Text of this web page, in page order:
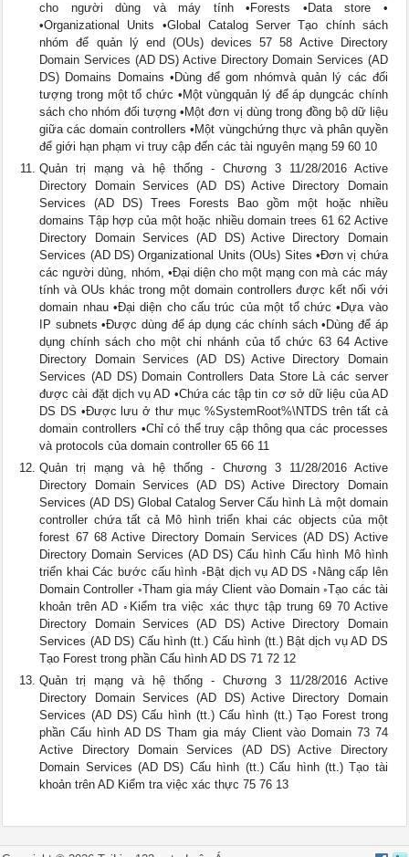
cho người dùng và máy tính •Forests •Data store •
•Organizational Units •Global Catalog Server Tạo chính sách
nhóm để quản lý end (OUs) devices 57 58 Active Directory
Domain Services (AD DS) Active Directory Domain Services (AD
DS) Domains Domains •Dùng để gom nhómvà quản lý các đối
tượng trong một tổ chức •Một vùngquản lý để áp dụngcác chính
sách cho nhóm đối tượng •Một đơn vị dùng trong đồng bộ dữ liệu
giữa các domain controllers •Một vùngchứng thực và phân quyền
để giới hạn phạm vi truy cập đến các tài nguyên mạng 59 60 10
Quản trị mạng và hệ thống - Chương 3 11/28/2016 Active
Directory Domain Services (AD DS) Active Directory Domain
Services (AD DS) Trees Forests Bao gồm một hoặc nhiều
domains Tập hợp của một hoặc nhiều domain trees 61 62 Active
Directory Domain Services (AD DS) Active Directory Domain
Services (AD DS) Organizational Units (OUs) Sites •Đơn vị chứa
các người dùng, nhóm, •Đại diện cho một mạng con mà các máy
tính và OUs khác trong một domain controllers được kết nối với
domain nhau •Đại diện cho cấu trúc của một tổ chức •Dựa vào
IP subnets •Được dùng để áp dụng các chính sách •Dùng để áp
dụng chính sách cho một chi nhánh của tổ chức 63 64 Active
Directory Domain Services (AD DS) Active Directory Domain
Services (AD DS) Domain Controllers Data Store Là các server
được cài đặt dịch vụ AD •Chứa các tập tin cơ sở dữ liệu của AD
DS DS •Được lưu ở thư mục %SystemRoot%\NTDS trên tất cả
domain controllers •Chỉ có thể truy cập thông qua các processes
và protocols của domain controller 65 66 11
Quản trị mạng và hệ thống - Chương 3 11/28/2016 Active
Directory Domain Services (AD DS) Active Directory Domain
Services (AD DS) Global Catalog Server Cấu hình Là một domain
controller chứa tất cả Mô hình triển khai các objects của một
forest 67 68 Active Directory Domain Services (AD DS) Active
Directory Domain Services (AD DS) Cấu hình Cấu hình Mô hình
triển khai Các bước cấu hình ◦Bật dịch vụ AD DS ◦Nâng cấp lên
Domain Controller ◦Tham gia máy Client vào Domain ◦Tạo các tài
khoản trên AD ◦Kiểm tra việc xác thực tập trung 69 70 Active
Directory Domain Services (AD DS) Active Directory Domain
Services (AD DS) Cấu hình (tt.) Cấu hình (tt.) Bật dịch vụ AD DS
Tạo Forest trong phần Cấu hình AD DS 71 72 12
Quản trị mạng và hệ thống - Chương 3 11/28/2016 Active
Directory Domain Services (AD DS) Active Directory Domain
Services (AD DS) Cấu hình (tt.) Cấu hình (tt.) Tạo Forest trong
phần Cấu hình AD DS Tham gia máy Client vào Domain 73 74
Active Directory Domain Services (AD DS) Active Directory
Domain Services (AD DS) Cấu hình (tt.) Cấu hình (tt.) Tạo tài
khoản trên AD Kiểm tra việc xác thực 75 76 13